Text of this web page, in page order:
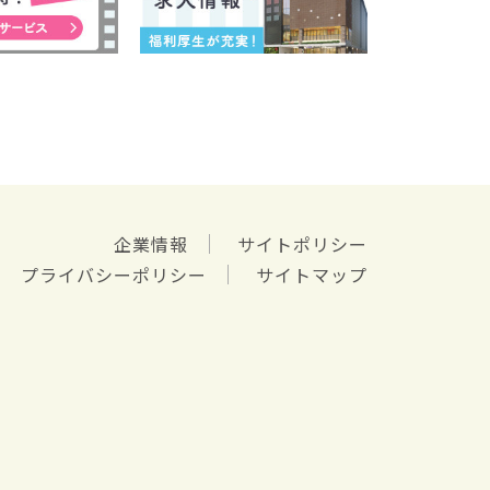
企業情報
サイトポリシー
プライバシーポリシー
サイトマップ